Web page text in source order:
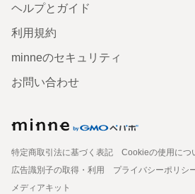
ヘルプとガイド
利用規約
minneのセキュリティ
お問い合わせ
特定商取引法に基づく表記
Cookieの使用につ
広告識別子の取得・利用
プライバシーポリシ
メディアキット